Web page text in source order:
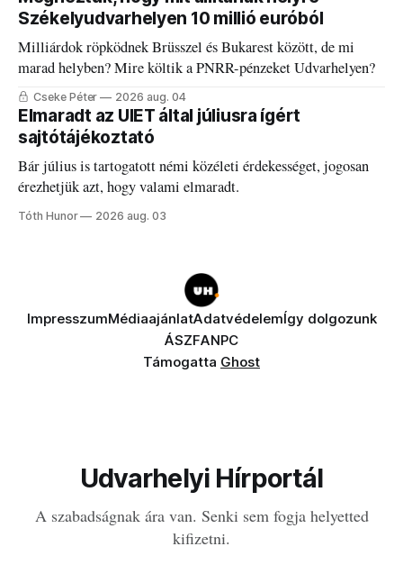
Székelyudvarhelyen 10 millió euróból
Milliárdok röpködnek Brüsszel és Bukarest között, de mi
marad helyben? Mire költik a PNRR-pénzeket Udvarhelyen?
Cseke Péter 2026 aug. 04
Elmaradt az UIET által júliusra ígért
sajtótájékoztató
Bár július is tartogatott némi közéleti érdekességet, jogosan
érezhetjük azt, hogy valami elmaradt.
Tóth Hunor 2026 aug. 03
ImpresszumMédiaajánlatAdatvédelemÍgy dolgozunk
ÁSZFANPC
Támogatta Ghost
Udvarhelyi Hírportál
A szabadságnak ára van. Senki sem fogja helyetted
kifizetni.